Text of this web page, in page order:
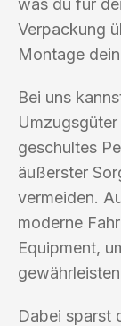
was du für
Verpackung
Montage
Bei uns
geschultes
äußerster
vermeiden.
moderne
Equipment,
Dabei sparst